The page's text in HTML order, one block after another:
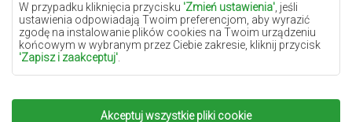
W przypadku kliknięcia przycisku 'Zmień ustawienia' , jeśli
ustawienia odpowiadają Twoim preferencjom, aby wyrazić
zgodę na instalowanie plików cookies na Twoim urządzeniu
końcowym w wybranym przez Ciebie zakresie, kliknij przycisk
'Zapisz i zaakceptuj'
osobowe, podstawą ich przetwarzania jest uzasadniony interes
administratora danych osobowych (DYWANYCHEMEX) lub
Akceptuj wszystkie pliki cookie
Dywany terakota
Dywany zielone